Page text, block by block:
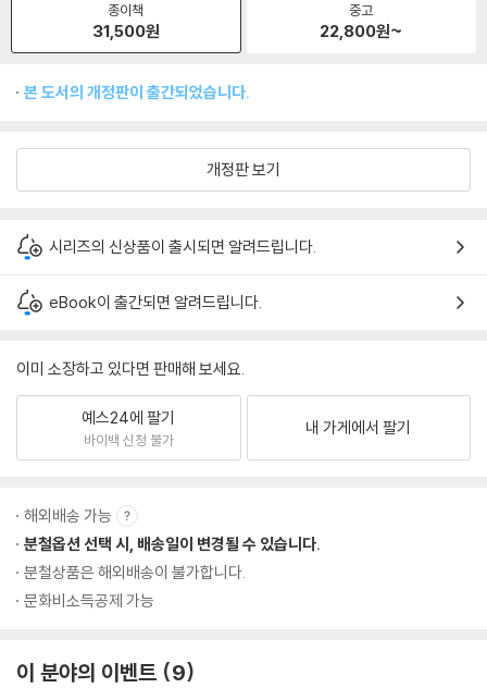
종이책
31,500원
중고
22,800원~
본 도서의 개정판이 출간되었습니다.
개정판 보기
시리즈의 신상품이 출시되면 알려드립니다.
eBook이 출간되면 알려드립니다.
이미 소장하고 있다면 판매해 보세요.
예스24에 팔기
바이백 신청 불가
내 가게에서 팔기
해외배송 가능
분철옵션 선택 시, 배송일이 변경될 수 있습니다.
분철상품은 해외배송이 불가합니다.
문화비소득공제 가능
이 분야의 이벤트 9